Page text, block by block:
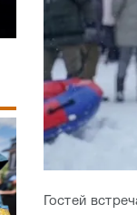
Гостей